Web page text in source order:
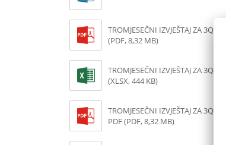
TROMJESEČNI IZVJEŠTAJ ZA 3Q
(PDF, 8,32 MB)
TROMJESEČNI IZVJEŠTAJ ZA 3Q
(XLSX, 444 KB)
TROMJESEČNI IZVJEŠTAJ ZA 3Q
PDF (PDF, 8,32 MB)